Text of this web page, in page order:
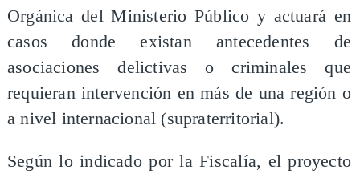
Orgánica del Ministerio Público y actuará en
casos donde existan antecedentes de
asociaciones delictivas o criminales que
requieran intervención en más de una región o
a nivel internacional (supraterritorial).
Según lo indicado por la Fiscalía, el proyecto